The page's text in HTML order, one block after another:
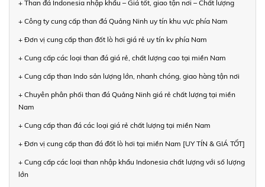
+ Than đá Indonesia nhập khẩu – Giá tốt, giao tận nơi – Chất lượng
+ Công ty cung cấp than đá Quảng Ninh uy tín khu vực phía Nam
+ Đơn vị cung cấp than đốt lò hơi giá rẻ uy tín kv phía Nam
+ Cung cấp các loại than đá giá rẻ, chất lượng cao tại miền Nam
+ Cung cấp than Indo sản lượng lớn, nhanh chóng, giao hàng tận nơi
+ Chuyên phân phối than đá Quảng Ninh giá rẻ chất lượng tại miền
Nam
+ Cung cấp than đá các loại giá rẻ chất lượng tại miền Nam
+ Đơn vị cung cấp than đá đốt lò hơi tại miền Nam [UY TÍN & GIÁ TỐT]
+ Cung cấp các loại than nhập khẩu Indonesia chất lượng với số lượng
lớn